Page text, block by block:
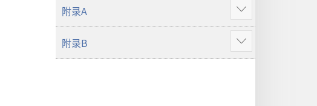
附录A
显
示
更
多
附录B
显
示